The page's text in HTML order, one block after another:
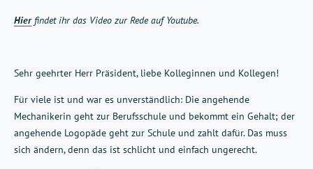
Hierfindet ihr das Video zur Rede auf Youtube.
Sehr geehrter Herr Präsident, liebe Kolleginnen und Kollegen!
Für viele ist und war es unverständlich: Die angehende
Mechanikerin geht zur Berufsschule und bekommt ein Gehalt; der
angehende Logopäde geht zur Schule und zahlt dafür. Das muss
sich ändern, denn das ist schlicht und einfach ungerecht.